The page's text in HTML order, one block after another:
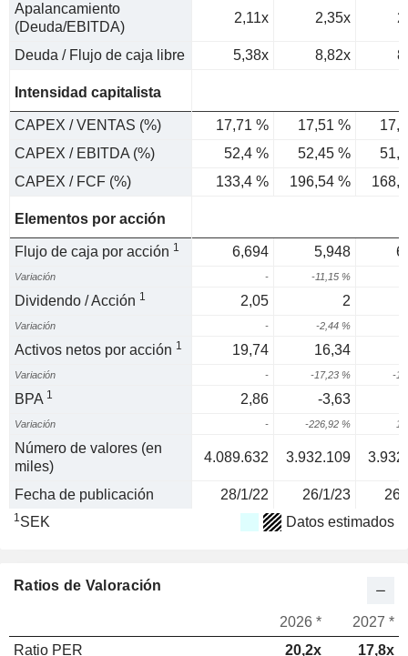
Apalancamiento
(Deuda/EBITDA)
2,11x 2,35x
Deuda / Flujo de caja libre 5,38x 8,82x
Intensidad capitalista
CAPEX / VENTAS (%) 17,71 % 17,51 %
CAPEX / EBITDA (%)
52,4 % 52,45 %
CAPEX / FCF (%)
133,4 % 196,54 %
Elementos por acción
Flujo de caja por acción 1 6,694 5,948
Variación - -11,15 %
Dividendo / Acción 1 2,05 2
Variación - -2,44 %
Activos netos por acción 1 19,74 16,34
Variación - -17,23 % -
BPA 1 2,86 -3,63
Variación - -226,92 %
Número de valores (en
miles)
4.089.632 3.932.109
Fecha de publicación 28/1/22 26/1/23 26/
1SEK Datos estimados
Ratios de Valoración
2026 *
2027 *
Ratio PER
20,2x 17,8x